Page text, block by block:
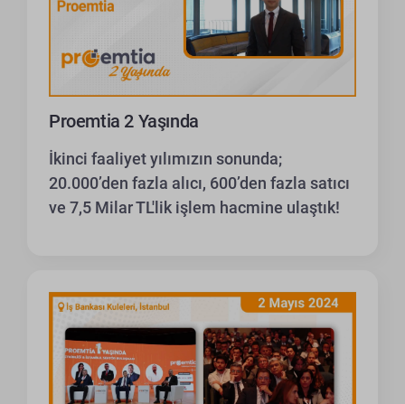
Proemtia 2 Yaşında
İkinci faaliyet yılımızın sonunda;
20.000’den fazla alıcı, 600’den fazla satıcı
ve 7,5 Milar TL'lik işlem hacmine ulaştık!